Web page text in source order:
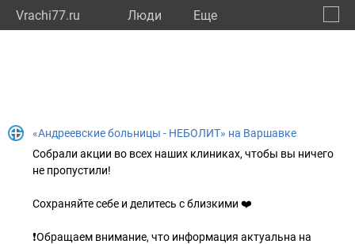
Vrachi77.ru Люди Eще
«Андреевские больницы - НЕБОЛИТ» на Варшавке
Собрали акции во всех наших клиниках, чтобы вы ничего
не пропустили!
Сохраняйте себе и делитесь с близкими ❤️
❗️Обращаем внимание, что информация актуальна на